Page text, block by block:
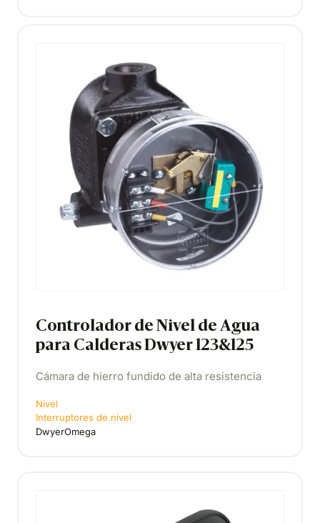
Controlador de Nivel de Agua
para Calderas Dwyer 123&125
Cámara de hierro fundido de alta resistencia
Nivel
Interruptores de nivel
DwyerOmega